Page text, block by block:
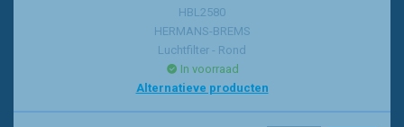
HBL2580
HERMANS-BREMS
Luchtfilter - Rond
In voorraad
Alternatieve producten